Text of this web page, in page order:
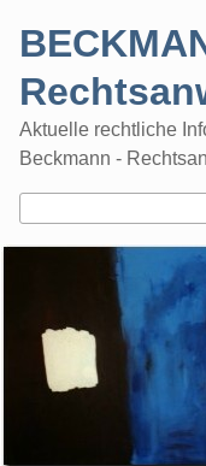
Aktuelle rechtliche
Beckmann -